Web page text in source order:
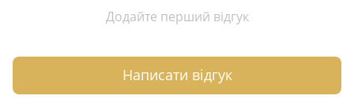
Додайте перший відгук
Написати відгук